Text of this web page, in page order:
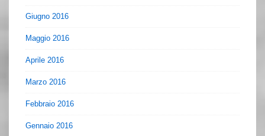
Giugno 2016
Maggio 2016
Aprile 2016
Marzo 2016
Febbraio 2016
Gennaio 2016